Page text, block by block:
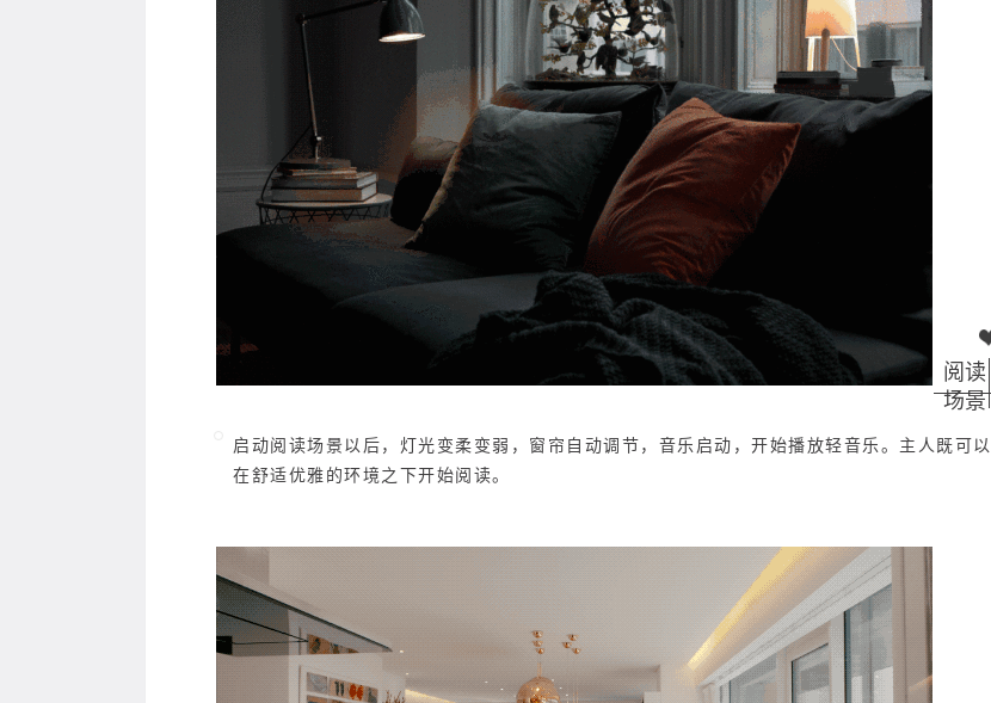
阅读
场景
启动阅读场景以后，灯光变柔变弱，窗帘自动调节，音乐启动，开始播放轻音乐。主人既可以
在舒适优雅的环境之下开始阅读。